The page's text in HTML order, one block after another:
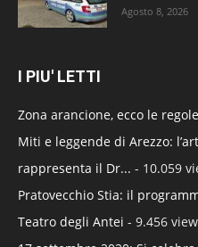
Agosto 8, 2026
I PIU' LETTI
Zona arancione, ecco le regole
Miti e leggende di Arezzo:
rappresenta il Dr... - 10.059
Pratovecchio Stia: il
Teatro degli Antei - 9.456